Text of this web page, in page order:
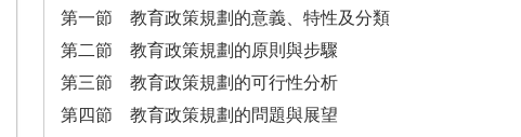
第一節 教育政策規劃的意義、特性及分類
第二節 教育政策規劃的原則與步驟
第三節 教育政策規劃的可行性分析
第四節 教育政策規劃的問題與展望